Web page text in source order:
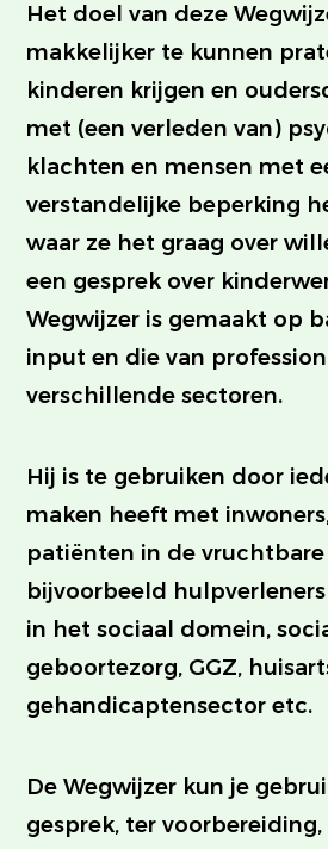
Het doel van deze
makkelijker te kunnen
kinderen krijgen en
met (een verleden van)
klachten en mensen met
verstandelijke beperking
waar ze het graag over
een gesprek over
Wegwijzer is gemaakt op
input en die van
verschillende sectoren.
Hij is te gebruiken door
maken heeft met
patiënten in de
bijvoorbeeld
in het sociaal domein,
geboortezorg, GGZ,
gehandicaptensector etc.
De Wegwijzer kun je
gesprek, ter voorbereiding,